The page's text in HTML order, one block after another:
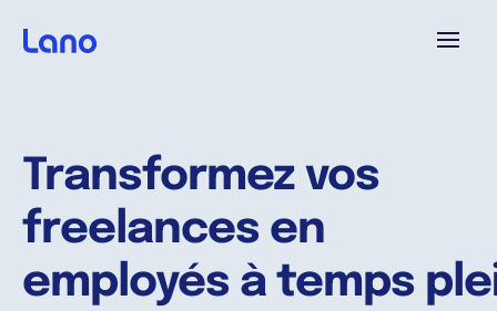
Pourquoi Lano?
Transformez vos
freelances en
employés à temps